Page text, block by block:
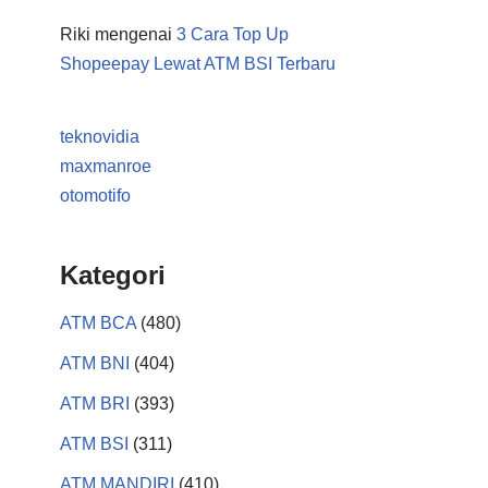
Riki mengenai 3 Cara Top Up
Shopeepay Lewat ATM BSI Terbaru
teknovidia
maxmanroe
otomotifo
Kategori
ATM BCA (480)
ATM BNI (404)
ATM BRI (393)
ATM BSI (311)
ATM MANDIRI (410)